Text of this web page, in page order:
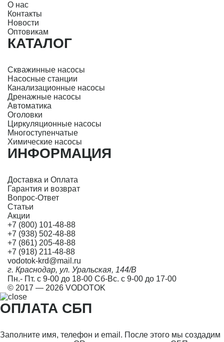
О нас
Контакты
Новости
Оптовикам
КАТАЛОГ
Скважинные насосы
Насосные станции
Канализационные насосы
Дренажные насосы
Автоматика
Оголовки
Циркуляционные насосы
Многоступенчатые
Химические насосы
ИНФОРМАЦИЯ
Доставка и Оплата
Гарантия и возврат
Вопрос-Ответ
Статьи
Акции
+7 (800) 101-48-88
+7 (938) 502-48-88
+7 (861) 205-48-88
+7 (918) 211-48-88
vodotok-krd@mail.ru
г. Краснодар, ул. Уральская, 144/В
Пн.- Пт. с 9-00 до 18-00 Сб-Вс. с 9-00 до 17-00
© 2017 — 2026 VODOTOK
ОПЛАТА СБП
Заполните имя, телефон и email. После этого мы создадим